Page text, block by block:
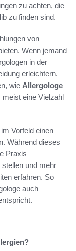
zu achten, die
zu finden sind.
von
Wenn jemand
in der
erleichtern.
wie Allergologe
meist eine Vielzahl
Vorfeld einen
Während dieses
Praxis
und mehr
erfahren. So
auch